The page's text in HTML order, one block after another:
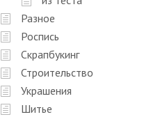
Разное
Роспись
Скрапбукинг
Строительство
Украшения
Шитье